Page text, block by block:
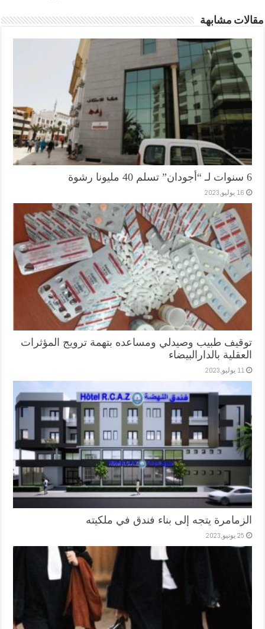
مقالات مشابهة
6 سنوات لـ “أجودان” تسلم 40 مليونا رشوة
16 يوليو,2023
توقيف طبيب وصيدلي ومساعده بتهمة ترويج المؤثرات
العقلية بالدارالبيضاء
11 يوليو,2023
الزمامرة يتجه إلى بناء فندق في ملكيته
25 يونيو,2023